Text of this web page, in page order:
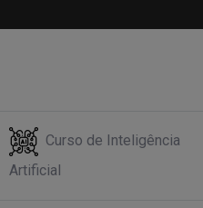
Curso de Inteligência
Artificial